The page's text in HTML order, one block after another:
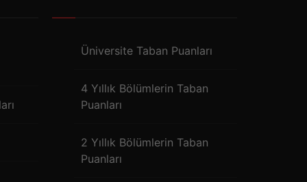
Üniversite Taban Puanları
4 Yıllık Bölümlerin Taban
Puanları
2 Yıllık Bölümlerin Taban
Puanları